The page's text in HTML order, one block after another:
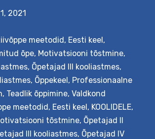
2021
meetodid, Eesti keel,
õpe, Motivatsiooni tõstmine,
, Õpetajad III kooliastmes,
, Õppekeel, Professionaalne
, Teadlik õppimine, Valdkond
meetodid, Eesti keel, KOOLIDELE,
tõstmine, Õpetajad II
III kooliastmes, Õpetajad IV